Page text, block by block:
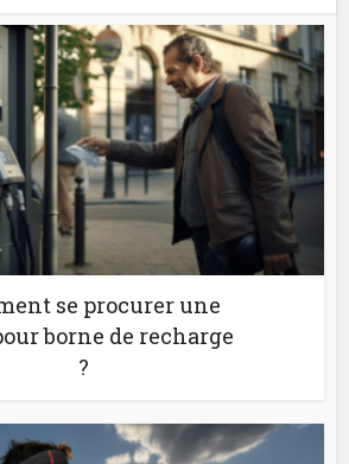
se procurer une
borne de recharge
?